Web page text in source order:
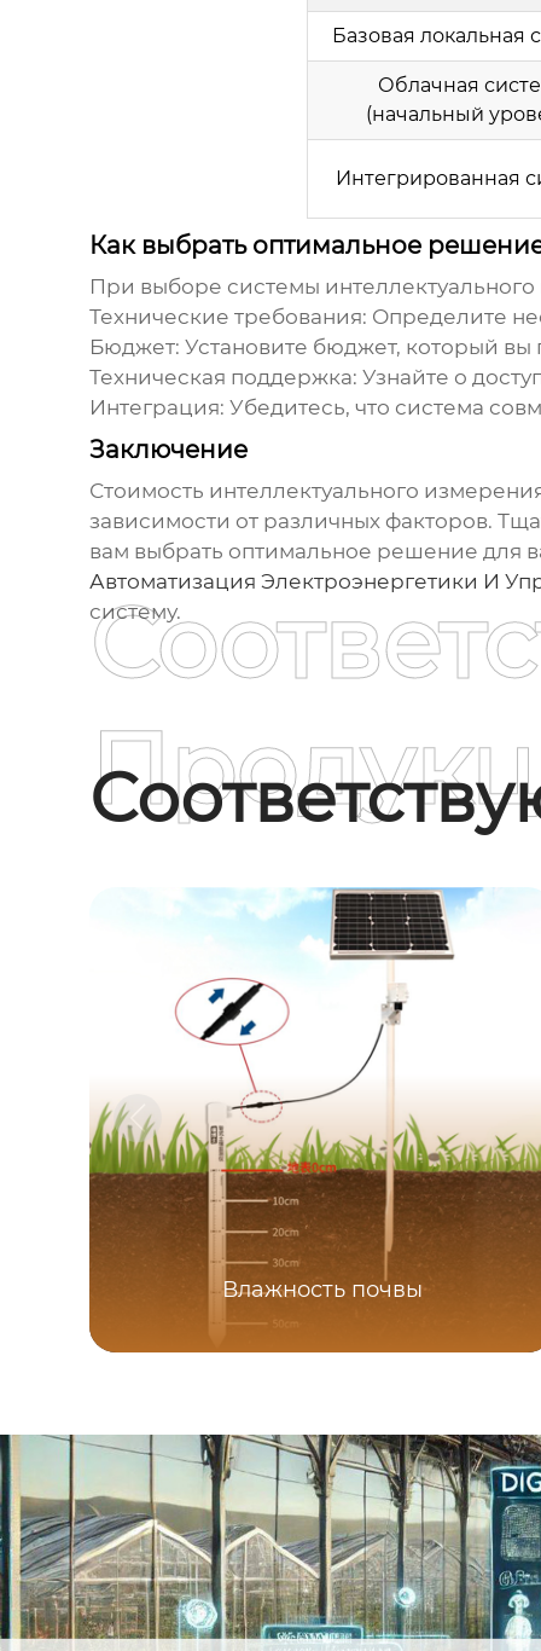
Базовая локальная
Облачная
(начальный
Интегрированная
Как выбрать оптимальное
При выборе системы
Технические требования: Определите
Бюджет: Установите бюджет, который вы
Техническая поддержка: Узнайте о
Интеграция: Убедитесь, что система
Заключение
Стоимость интеллектуального
зависимости от различных факторов.
вам выбрать оптимальное решение для
Автоматизация Электроэнергетики И
систему.
Влажность почвы